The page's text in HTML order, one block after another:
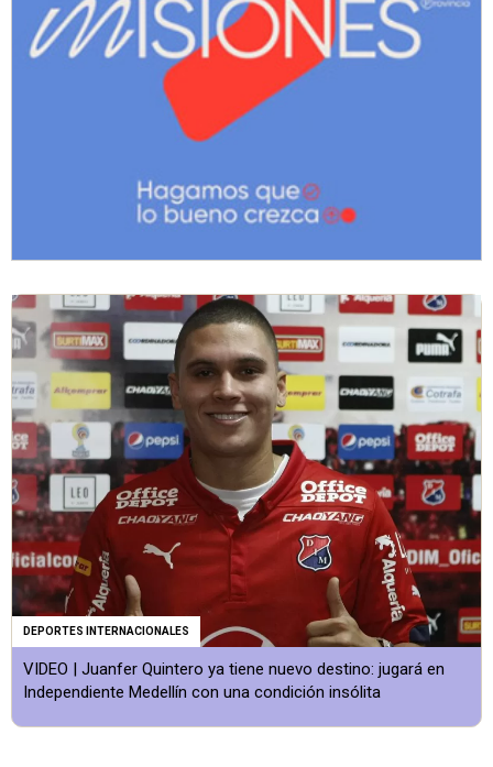
DEPORTES INTERNACIONALES
VIDEO | Juanfer Quintero ya tiene nuevo destino: jugará en
Independiente Medellín con una condición insólita